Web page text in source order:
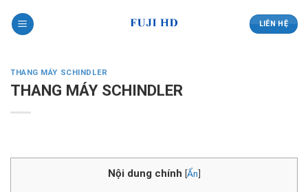
LIÊN HỆ
THANG MÁY SCHINDLER
THANG MÁY SCHINDLER
Nội dung chính [Ẩn]